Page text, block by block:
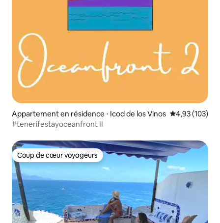
Appartement en résidence ⋅ Icod de los Vinos Évaluation
4,93 (103)
#tenerifestayoceanfront II
Coup de cœur voyageurs
Coup de cœur voyageurs